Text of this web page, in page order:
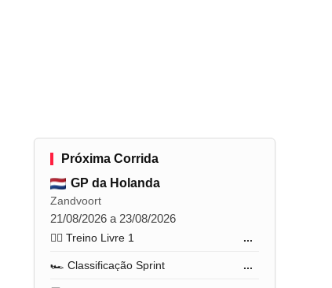
Próxima Corrida
GP da Holanda
Zandvoort
21/08/2026 a 23/08/2026
🏋️‍♂️ Treino Livre 1 ...
🏎️ Classificação Sprint ...